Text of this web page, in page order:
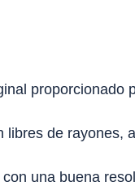
proporcionado
libres de rayones,
una buena